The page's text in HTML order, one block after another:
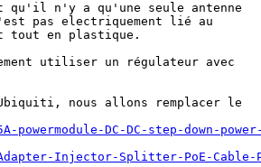
qu'il n'y a qu'une seule antenne
pas electriquement lié au
tout en plastique.
utiliser un régulateur avec
nous allons remplacer le
DC-DC-step-down-
Injector-Splitter-PoE-Cable-